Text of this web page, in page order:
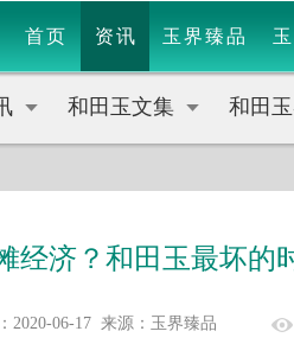
首页 资讯 玉界臻品
和田玉文集 和田
经济？和田玉最坏的
2020-06-17 来源：玉界臻品